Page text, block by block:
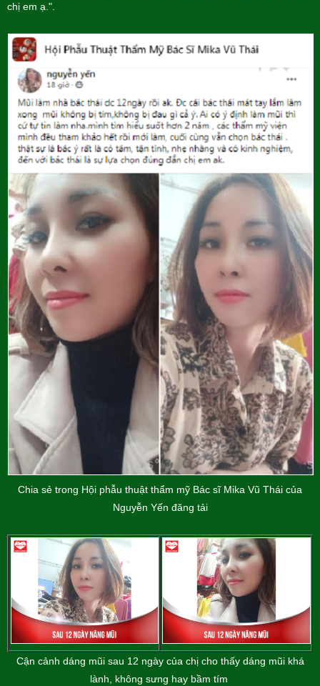
chị em ạ.".
Chia sẻ trong Hội phẫu thuật thẩm mỹ Bác sĩ Mika Vũ Thái của
Nguyễn Yến đăng tải
Cận cảnh dáng mũi sau 12 ngày của chị cho thấy dáng mũi khá
lành, không sưng hay bầm tím